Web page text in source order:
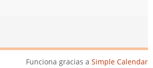
Funciona gracias a Simple Calendar